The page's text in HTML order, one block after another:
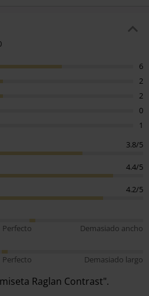
6
2
2
0
1
3.8/5
4.4/5
4.2/5
Perfecto
Demasiado ancho
Perfecto Demasiado largo
Raglan Contrast".